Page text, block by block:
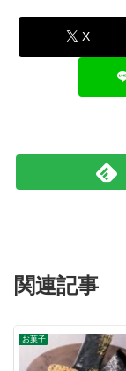
X
関連記事
お菓子